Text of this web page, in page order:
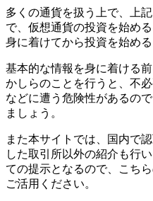
多くの通貨を扱う上で、上
で、仮想通貨の投資を始め
身に着けてから投資を始め
基本的な情報を身に着ける
かしらのことを行うと、不
などに遭う危険性があるの
ましょう。
また本サイトでは、国内で
した取引所以外の紹介も行
ての提示となるので、こち
ご活用ください。